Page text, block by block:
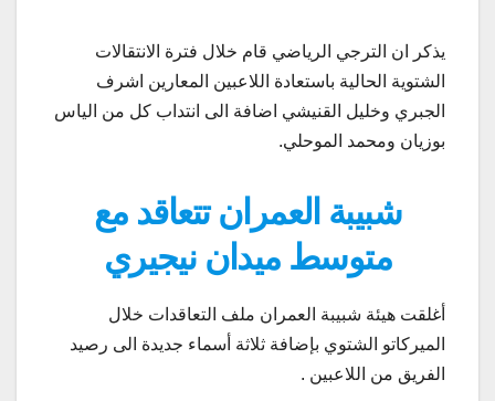
يذكر ان الترجي الرياضي قام خلال فترة الانتقالات
الشتوية الحالية باستعادة اللاعبين المعارين اشرف
الجبري وخليل القنيشي اضافة الى انتداب كل من الياس
بوزيان ومحمد الموحلي.
شبيبة العمران تتعاقد مع
متوسط ميدان نيجيري
أغلقت هيئة شبيبة العمران ملف التعاقدات خلال
الميركاتو الشتوي بإضافة ثلاثة أسماء جديدة الى رصيد
الفريق من اللاعبين .